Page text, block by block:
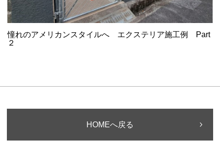
憧れのアメリカンスタイルへ エクステリア施工例 Part
２
HOMEへ戻る